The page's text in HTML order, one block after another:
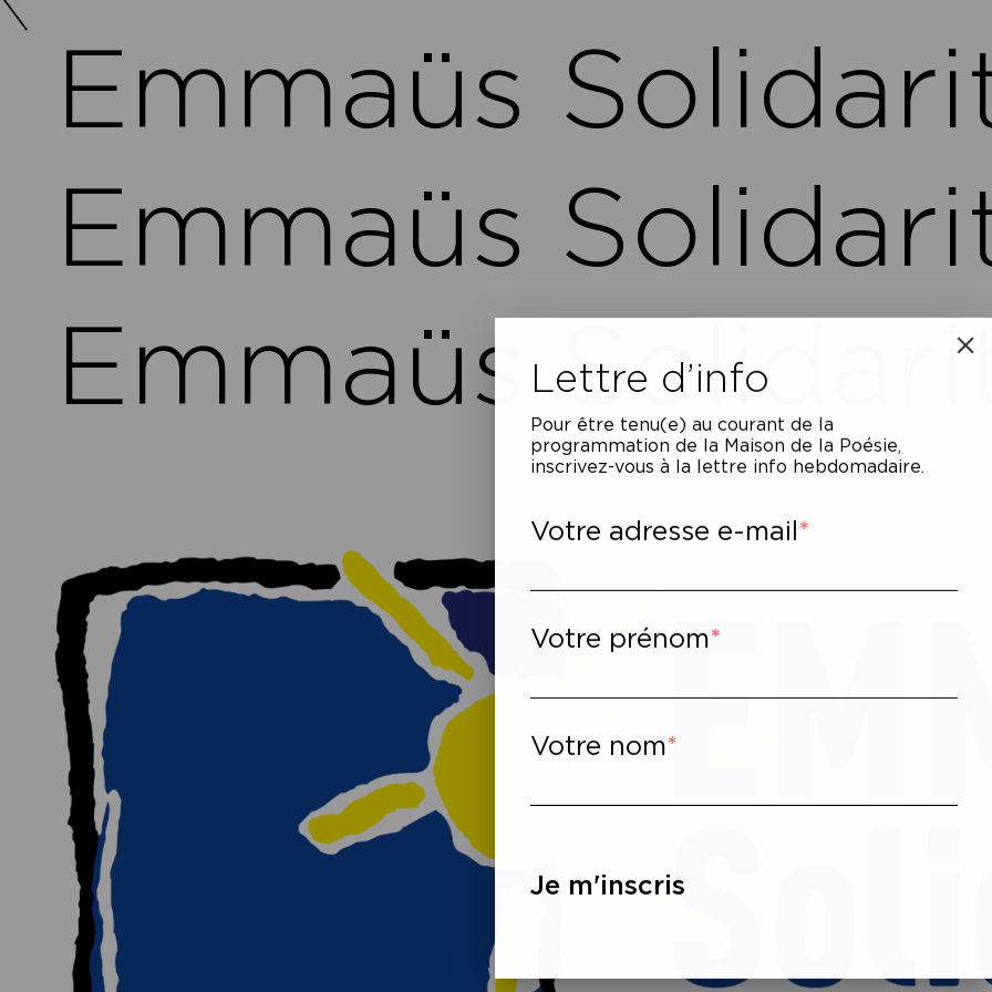
Emmaüs
Emmaüs
Emmaüs Lettre d’info
Pour être tenu(e) au courant de la
programmation de la Maison de la Poésie,
inscrivez-vous à la lettre info hebdomadaire.
Votre adresse e-mail
Votre prénom
Votre nom
Je m'inscris